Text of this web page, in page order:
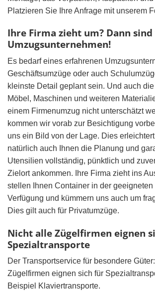
Platzieren Sie Ihre Anfrage mit unserem
Ihre Firma zieht um? Dann
Umzugsunternehmen!
Es bedarf eines erfahrenen
Geschäftsumzüge oder auch
kleinste Detail geplant sein. Und auch
Möbel, Maschinen und weiteren
einem Firmenumzug nicht unterschätzt
kommen wir vorab zur Besichtigung
uns ein Bild von der Lage. Dies
natürlich auch Ihnen die Planung und
Utensilien vollständig, pünktlich und
Zielort ankommen. Ihre Firma zieht ins
stellen Ihnen Container in der geeigneten
Verfügung und kümmern uns auch um
Dies gilt auch für Privatumzüge.
Nicht alle Zügelfirmen eignen
Spezialtransporte
Der Transportservice für besondere
Zügelfirmen eignen sich für
Beispiel Klaviertransporte.